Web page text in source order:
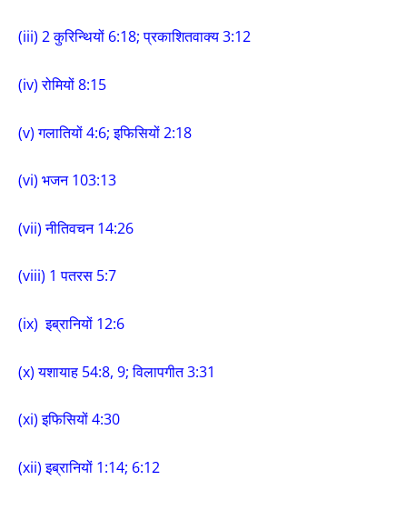
(iii) 2 कुरिन्थियों 6:18; प्रकाशितवाक्य 3:12
(iv) रोमियों 8:15
(v) गलातियों 4:6; इफिसियों 2:18
(vi) भजन 103:13
(vii) नीतिवचन 14:26
(viii) 1 पतरस 5:7
(ix) इब्रानियों 12:6
(x) यशायाह 54:8, 9; विलापगीत 3:31
(xi) इफिसियों 4:30
(xii) इब्रानियों 1:14; 6:12